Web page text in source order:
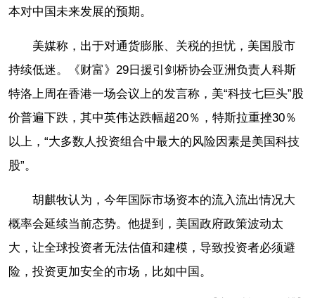
本对中国未来发展的预期。
美媒称，出于对通货膨胀、关税的担忧，美国股市
持续低迷。《财富》29日援引剑桥协会亚洲负责人科斯
特洛上周在香港一场会议上的发言称，美“科技七巨头”股
价普遍下跌，其中英伟达跌幅超20％，特斯拉重挫30％
以上，“大多数人投资组合中最大的风险因素是美国科技
股”。
胡麒牧认为，今年国际市场资本的流入流出情况大
概率会延续当前态势。他提到，美国政府政策波动太
大，让全球投资者无法估值和建模，导致投资者必须避
险，投资更加安全的市场，比如中国。